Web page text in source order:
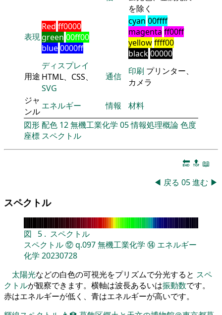
を除く
表現
Red ff0000
green 00ff00
blue0000ff
cyan 00ffff
magenta ff00ff
yellowffff00
black00000
用途
ディスプレイ
HTML、CSS、
SVG
通信 印刷 プリンター、
カメラ
ジャ
ンル
エネルギー 情報
材料
図形配色 12無機工業化学 05情報処理概論色度
座標 スペクトル
🔚 🔝 📖
◀ 戻る 05進む ▶
スペクトル
図 5 . スペクトル
スペクトル⑫q.097無機工業化学 ⑭ エネルギー
化学 20230728
太陽光などの白色の可視光をプリズムで分光すると スペ
クトルが観察できます。横軸は波長あるいは振動数です。
赤はエネルギーが低く、青はエネルギーが高いです。